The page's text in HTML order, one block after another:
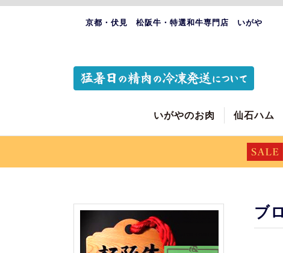
京都・伏見 松阪牛・特選和牛専門店 いがや
いがやのお肉 仙石ハム
ブ